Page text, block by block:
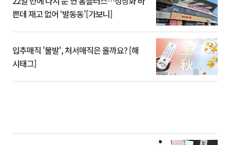
쁜데 재고 없어 ‘발동동’[가보니]
입추매직 '불발', 처서매직은 올까요? [해
시태그]